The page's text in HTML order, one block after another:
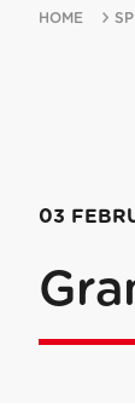
HOME
03